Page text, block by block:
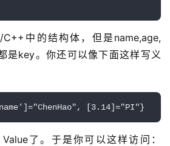
中的结构体，但是name,age,
是key。你还可以像下面这样写义
[3.14]="PI"}
了。于是你可以这样访问：